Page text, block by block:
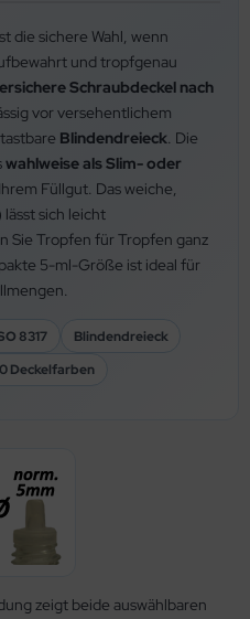
die sichere Wahl, wenn
und tropfgenau
Schraubdeckel nach
vor versehentlichem
Blindendreieck. Die
wahlweise als Slim- oder
Füllgut. Das weiche,
lässt sich leicht
Sie Tropfen für Tropfen ganz
5-ml-Größe ist ideal für
8317
Blindendreieck
Deckelfarben
zeigt beide auswählbaren